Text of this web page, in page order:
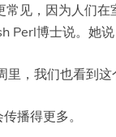
常见，因为人们
博士说。她
里，我们也看到
播得更多。